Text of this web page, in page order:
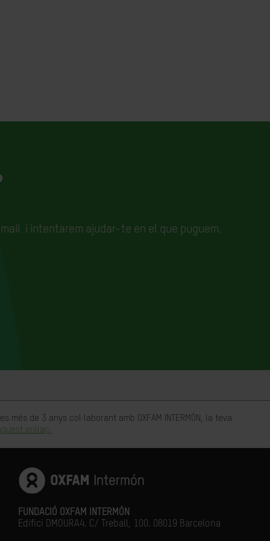
i intentarem ajudar-te en el que puguem.
de 3 anys col·laborant amb OXFAM INTERMÓN, la teva
enllaç.
FUNDACIÓ OXFAM INTERMÓN
Edifici DMOURA4. C/ Treball, 100. 08019 Barcelona